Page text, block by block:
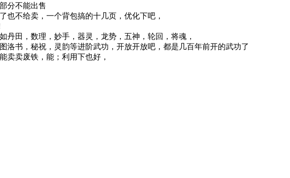
分不能出售
也不给卖，一个背包搞的十几页，优化下吧，
丹田，数理，妙手，器灵，龙势，五神，轮回，将魂，
洛书，秘祝，灵韵等进阶武功，开放开放吧，都是几百年前开的武功了
卖卖废铁，能；利用下也好，